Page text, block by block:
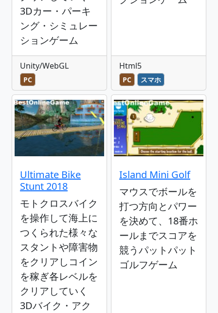
3Dカー・パーキ
ング・シミュレー
ションゲーム
Unity/WebGL
PC
Html5
PC スマホ
Ultimate Bike
Stunt 2018
モトクロスバイク
を操作して海上に
つくられた様々な
スタントや障害物
をクリアしコイン
を稼ぎ各レベルを
クリアしていく
3Dバイク・アク
Island Mini Golf
マウスでボールを
打つ方向とパワー
を決めて、18番ホ
ールまでスコアを
競うパットパット
ゴルフゲーム